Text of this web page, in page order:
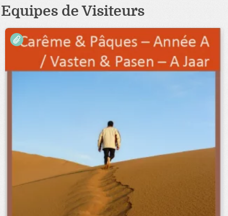
Equipes de Visiteurs